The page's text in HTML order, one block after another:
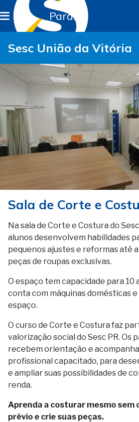
Paraná
Sesc União da Vitória
Sala de Corte e
Na sala de Corte e Costura do
alunos desenvolvem habilidades
pequenos ajustes e reformas até
peças de roupas exclusivas.
O espaço tem capacidade para 10
conta com máquinas domésticas
espaço.
O curso de Corte e Costura faz
valorização social do Sesc PR. Os
recebem orientação e
profissional capacitado, para
e ampliar suas possibilidades de
renda.
Aprenda a costurar mesmo sem
prévio e crie suas peças.